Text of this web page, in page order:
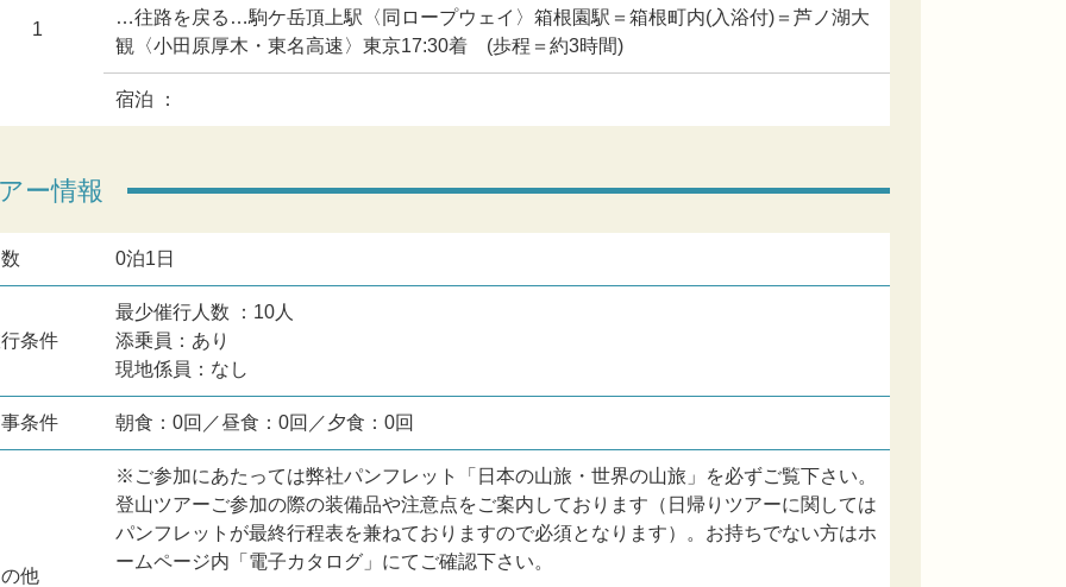
1
…往路を戻る…駒ケ岳頂上駅〈同ロープウェイ〉箱根園駅＝箱根町内(入浴付)＝芦ノ湖大
観〈小田原厚木・東名高速〉東京17:30着 (歩程＝約3時間)
宿泊 ：
ー情報
0泊1日
条件
最少催行人数 ：10人
添乗員：あり
現地係員：なし
条件 朝食：0回／昼食：0回／夕食：0回
他
※ご参加にあたっては弊社パンフレット「日本の山旅・世界の山旅」を必ずご覧下さい。
登山ツアーご参加の際の装備品や注意点をご案内しております（日帰りツアーに関しては
パンフレットが最終行程表を兼ねておりますので必須となります）。お持ちでない方はホ
ームページ内「電子カタログ」にてご確認下さい。